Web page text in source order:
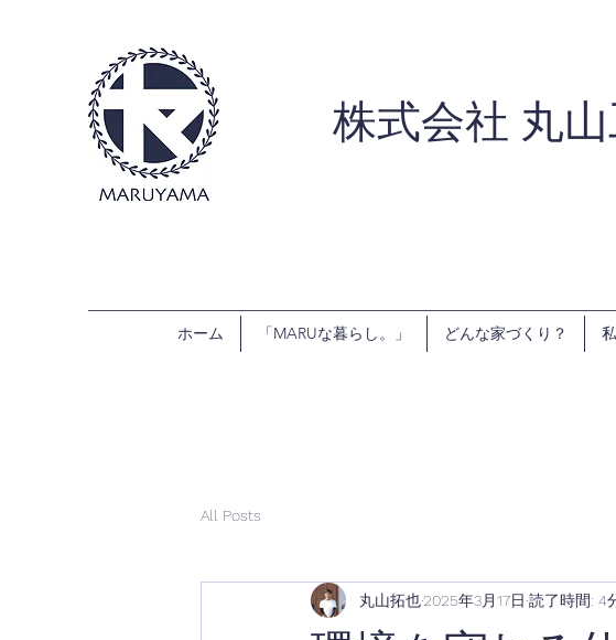
株式会社 丸
ホーム 「MARUな暮らし。」 どんな家づくり？
All Posts
丸山拓也2025年3月17日 読了時間: 4